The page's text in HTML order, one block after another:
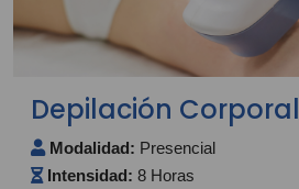
Depilación Corporal
Modalidad: Presencial
Intensidad: 8 Horas